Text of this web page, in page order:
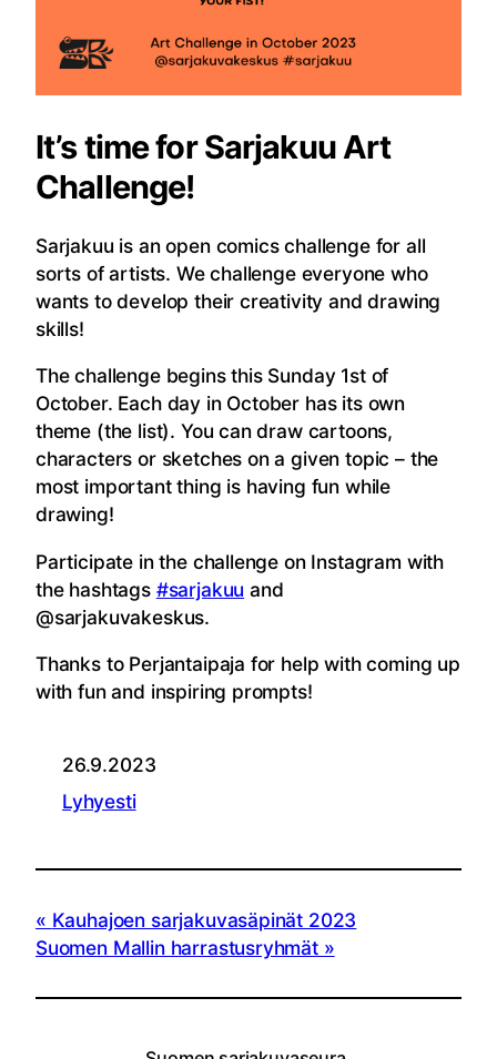
It’s time for Sarjakuu Art
Challenge!
Sarjakuu is an open comics challenge for all
sorts of artists. We challenge everyone who
wants to develop their creativity and drawing
skills!
The challenge begins this Sunday 1st of
October. Each day in October has its own
theme (the list). You can draw cartoons,
characters or sketches on a given topic – the
most important thing is having fun while
drawing!
Participate in the challenge on Instagram with
the hashtags #sarjakuu and
@sarjakuvakeskus.
Thanks to Perjantaipaja for help with coming up
with fun and inspiring prompts!
26.9.2023
Lyhyesti
Kauhajoen sarjakuvasäpinät 2023
Suomen Mallin harrastusryhmät